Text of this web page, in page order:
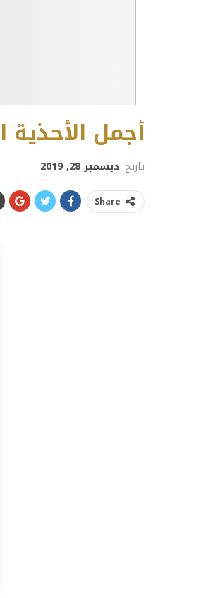
أجمل الأحذية
تاريخ ديسمبر 28, 2019
Share